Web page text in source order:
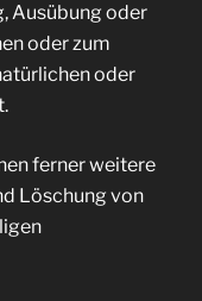
Ausübung oder
oder zum
oder
ferner weitere
Löschung von